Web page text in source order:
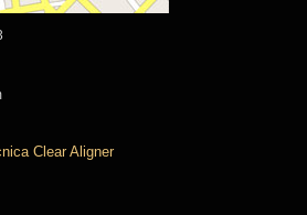
Clear Aligner